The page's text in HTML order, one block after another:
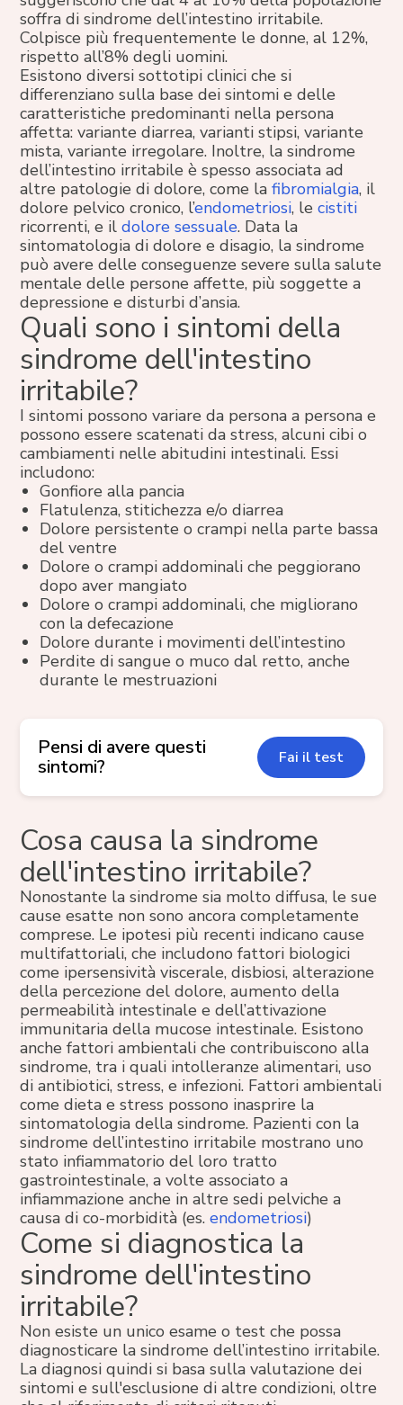
soffra di sindrome dell’intestino irritabile.
Colpisce più frequentemente le donne, al 12%,
rispetto all’8% degli uomini.
Esistono diversi sottotipi clinici che si
differenziano sulla base dei sintomi e delle
caratteristiche predominanti nella persona
affetta: variante diarrea, varianti stipsi, variante
mista, variante irregolare. Inoltre, la sindrome
dell’intestino irritabile è spesso associata ad
altre patologie di dolore, come lafibromialgia, il
dolore pelvico cronico, l’endometriosi, lecistiti
ricorrenti, e ildolore sessuale. Data la
sintomatologia di dolore e disagio, la sindrome
può avere delle conseguenze severe sulla salute
mentale delle persone affette, più soggette a
depressione e disturbi d’ansia.
Quali sono i sintomi della
sindrome dell'intestino
irritabile?
I sintomi possono variare da persona a persona e
possono essere scatenati da stress, alcuni cibi o
cambiamenti nelle abitudini intestinali. Essi
includono:
Gonfiore alla pancia
Flatulenza, stitichezza e/o diarrea
Dolore persistente o crampi nella parte bassa
del ventre
Dolore o crampi addominali che peggiorano
dopo aver mangiato
Dolore o crampi addominali, che migliorano
con la defecazione
Dolore durante i movimenti dell’intestino
Perdite di sangue o muco dal retto, anche
durante le mestruazioni
Pensi di avere questi
sintomi?
Fai il test
Cosa causa la sindrome
dell'intestino irritabile?
Nonostante la sindrome sia molto diffusa, le sue
cause esatte non sono ancora completamente
comprese. Le ipotesi più recenti indicano cause
multifattoriali, che includono fattori biologici
come ipersensività viscerale, disbiosi, alterazione
della percezione del dolore, aumento della
permeabilità intestinale e dell’attivazione
immunitaria della mucose intestinale. Esistono
anche fattori ambientali che contribuiscono alla
sindrome, tra i quali intolleranze alimentari, uso
di antibiotici, stress, e infezioni. Fattori ambientali
come dieta e stress possono inasprire la
sintomatologia della sindrome. Pazienti con la
sindrome dell’intestino irritabile mostrano uno
stato infiammatorio del loro tratto
gastrointestinale, a volte associato a
infiammazione anche in altre sedi pelviche a
causa di co-morbidità (es.endometriosi)
Come si diagnostica la
sindrome dell'intestino
irritabile?
Non esiste un unico esame o test che possa
diagnosticare la sindrome dell’intestino irritabile.
La diagnosi quindi si basa sulla valutazione dei
sintomi e sull'esclusione di altre condizioni, oltre